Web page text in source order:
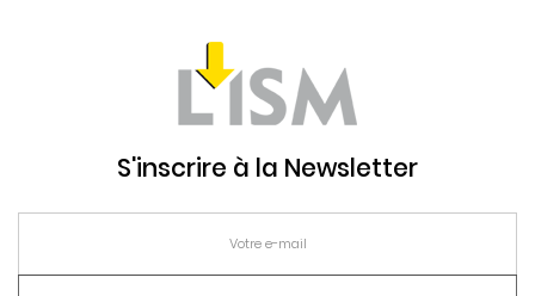
S'inscrire à la Newsletter